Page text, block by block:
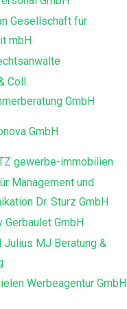
Gesellschaft für
mbH
Coll.
GmbH
GmbH
gewerbe-immobilien
Management und
Dr. Sturz GmbH
Gerbaulet GmbH
MJ Beratung &
Werbeagentur GmbH